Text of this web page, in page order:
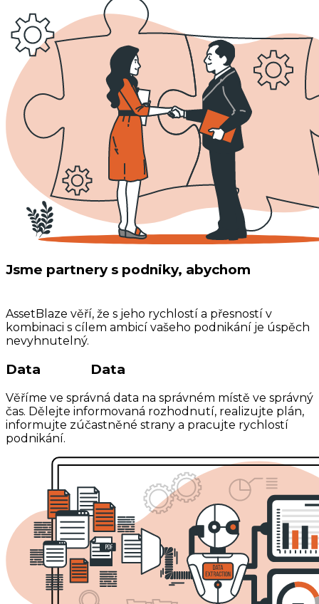
Jsme partnery s podniky, abychom
AssetBlaze věří, že s jeho rychlostí a přesností v
kombinaci s cílem ambicí vašeho podnikání je úspěch
nevyhnutelný.
Data Data
Věříme ve správná data na správném místě ve správný
čas. Dělejte informovaná rozhodnutí, realizujte plán,
informujte zúčastněné strany a pracujte rychlostí
podnikání.